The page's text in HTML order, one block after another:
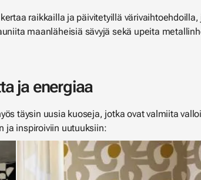
raikkailla ja päivitetyillä
maanläheisiä sävyjä sekä upeita
ja energiaa
täysin uusia kuoseja, jotka ovat valmiita
ja inspiroiviin uutuuksiin: